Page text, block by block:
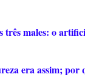
três males: o
era assim; por